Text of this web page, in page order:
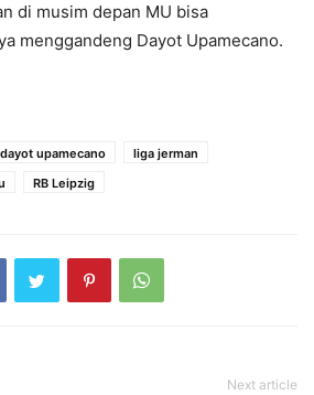
di musim depan MU bisa
menggandeng Dayot Upamecano.
dayot upamecano
liga jerman
RB Leipzig
Next article